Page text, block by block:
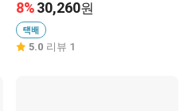
8%30,260원
택배
5.0 리뷰 1